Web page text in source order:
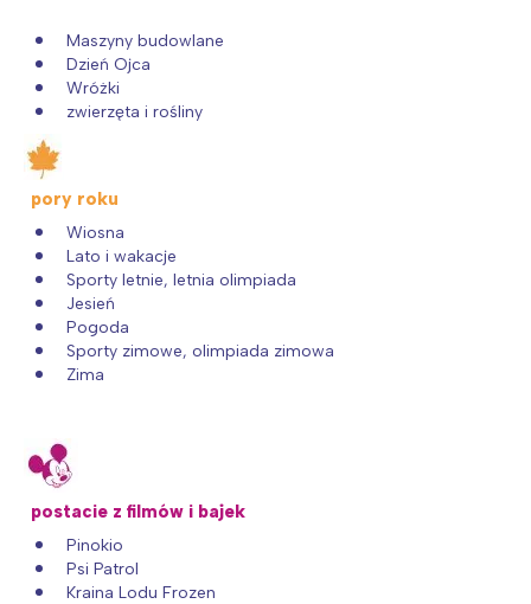
Maszyny budowlane
Dzień Ojca
Wróżki
zwierzęta i rośliny
pory roku
Wiosna
Lato i wakacje
Sporty letnie, letnia olimpiada
Jesień
Pogoda
Sporty zimowe, olimpiada zimowa
Zima
postacie z filmów i bajek
Pinokio
Psi Patrol
Kraina Lodu Frozen